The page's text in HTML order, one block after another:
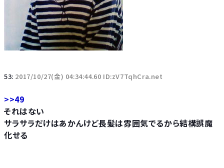
53: 2017/10/27(金) 04:34:44.60 ID:zV7TqhCra.net
>>49
それはない
サラサラだけはあかんけど長髪は雰囲気でるから結構誤魔
化せる